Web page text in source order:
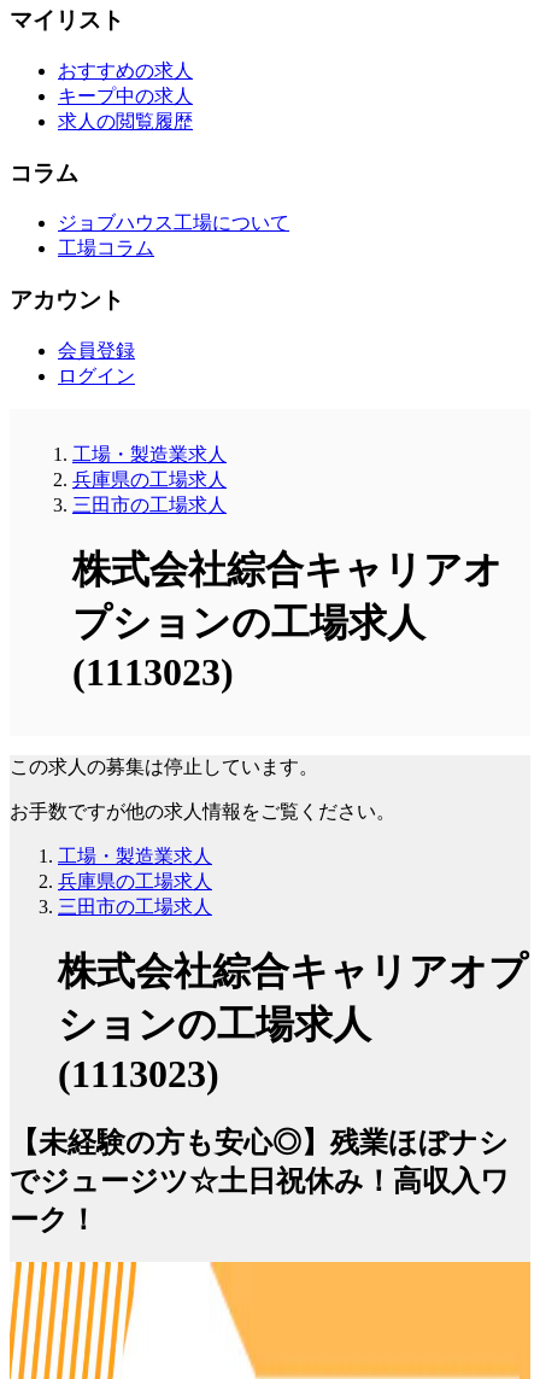
マイリスト
おすすめの求人
キープ中の求人
求人の閲覧履歴
コラム
ジョブハウス工場について
工場コラム
アカウント
会員登録
ログイン
工場・製造業求人
兵庫県の工場求人
三田市の工場求人
株式会社綜合キャリアオ
プションの工場求人
(1113023)
この求人の募集は停止しています。
お手数ですが他の求人情報をご覧ください。
工場・製造業求人
兵庫県の工場求人
三田市の工場求人
株式会社綜合キャリアオプ
ションの工場求人
(1113023)
【未経験の方も安心◎】残業ほぼナシ
でジュージツ☆土日祝休み！高収入ワ
ーク！